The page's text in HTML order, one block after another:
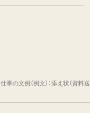
仕事の文例（例文）：添え状（資料